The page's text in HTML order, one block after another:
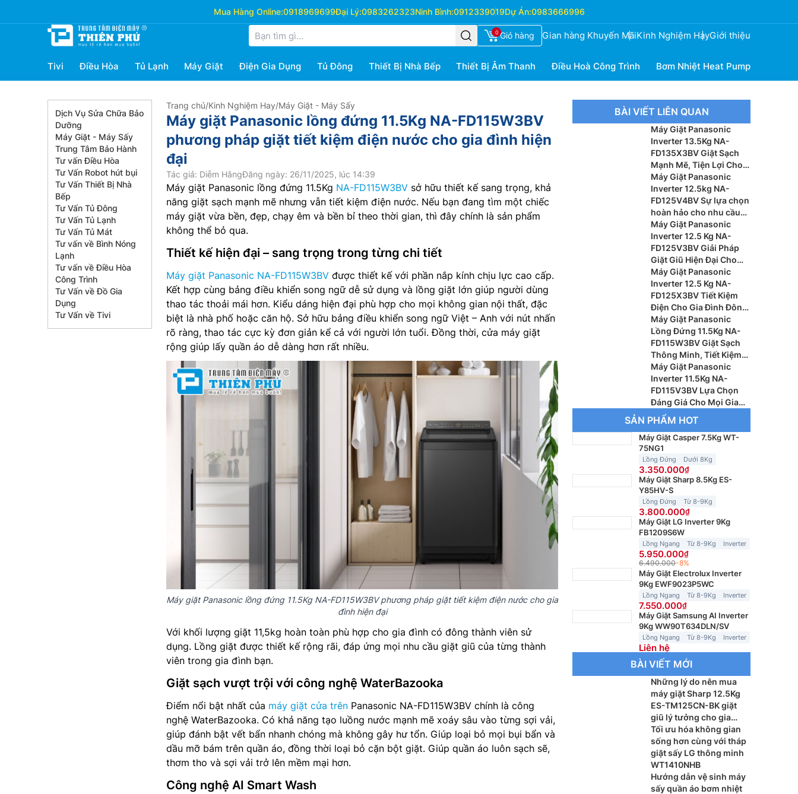
Mua Hàng Online:0918969699Đại Lý:0983262323Ninh Bình:0912339019Dự Án:0983666996
0 Giỏ hàng Gian hàng Khuyến MãiKinh Nghiệm HayGiới thiệu
Tivi Điều Hòa Tủ Lạnh Máy Giặt Điện Gia Dụng Tủ Đông Thiết Bị Nhà Bếp Thiết Bị Âm Thanh Điều Hoà Công Trình Bơm Nhiệt Heat Pump
Dịch Vụ Sửa Chữa Bảo
Dưỡng
Máy Giặt - Máy Sấy
Trung Tâm Bảo Hành
Tư vấn Điều Hòa
Tư Vấn Robot hút bụi
Tư Vấn Thiết Bị Nhà
Bếp
Tư Vấn Tủ Đông
Tư Vấn Tủ Lạnh
Tư Vấn Tủ Mát
Tư vấn về Bình Nóng
Lạnh
Tư vấn về Điều Hòa
Công Trình
Tư Vấn về Đồ Gia
Dụng
Tư Vấn về Tivi
Trang chủ/Kinh Nghiệm Hay/Máy Giặt - Máy Sấy
Máy giặt Panasonic lồng đứng 11.5Kg NA-FD115W3BV
phương pháp giặt tiết kiệm điện nước cho gia đình hiện
đại
Tác giả: Diễm HằngĐăng ngày: 26/11/2025, lúc 14:39
Máy giặt Panasonic lồng đứng 11.5Kg NA-FD115W3BV sở hữu thiết kế sang trọng, khả
năng giặt sạch mạnh mẽ nhưng vẫn tiết kiệm điện nước. Nếu bạn đang tìm một chiếc
máy giặt vừa bền, đẹp, chạy êm và bền bỉ theo thời gian, thì đây chính là sản phẩm
không thể bỏ qua.
Thiết kế hiện đại – sang trọng trong từng chi tiết
Máy giặt Panasonic NA-FD115W3BV được thiết kế với phần nắp kính chịu lực cao cấp.
Kết hợp cùng bảng điều khiển song ngữ dễ sử dụng và lồng giặt lớn giúp người dùng
thao tác thoải mái hơn. Kiểu dáng hiện đại phù hợp cho mọi không gian nội thất, đặc
biệt là nhà phố hoặc căn hộ. Sở hữu bảng điều khiển song ngữ Việt – Anh với nút nhấn
rõ ràng, thao tác cực kỳ đơn giản kể cả với người lớn tuổi. Đồng thời, cửa máy giặt
rộng giúp lấy quần áo dễ dàng hơn rất nhiều.
Máy giặt Panasonic lồng đứng 11.5Kg NA-FD115W3BV phương pháp giặt tiết kiệm điện nước cho gia
đình hiện đại
Với khối lượng giặt 11,5kg hoàn toàn phù hợp cho gia đình có đông thành viên sử
dụng. Lồng giặt được thiết kế rộng rãi, đáp ứng mọi nhu cầu giặt giũ của từng thành
viên trong gia đình bạn.
Giặt sạch vượt trội với công nghệ WaterBazooka
Điểm nổi bật nhất của máy giặt cửa trên Panasonic NA-FD115W3BV chính là công
nghệ WaterBazooka. Có khả năng tạo luồng nước mạnh mẽ xoáy sâu vào từng sợi vải,
giúp đánh bật vết bẩn nhanh chóng mà không gây hư tổn. Giúp loại bỏ mọi bụi bẩn và
dầu mỡ bám trên quần áo, đồng thời loại bỏ cặn bột giặt. Giúp quần áo luôn sạch sẽ,
thơm tho và sợi vải trở lên mềm mại hơn.
Công nghệ AI Smart Wash
BÀI VIẾT LIÊN QUAN
Máy Giặt Panasonic
Inverter 13.5Kg NA-
FD135X3BV Giặt Sạch
Mạnh Mẽ, Tiện Lợi Cho
Gia Đình
Máy Giặt Panasonic
Inverter 12.5kg NA-
FD125V4BV Sự lựa chọn
hoàn hảo cho nhu cầu
giặt giũ hiện đại
Máy Giặt Panasonic
Inverter 12.5 Kg NA-
FD125V3BV Giải Pháp
Giặt Giũ Hiện Đại Cho
Gia Đình Đông Thành
Viên
Máy Giặt Panasonic
Inverter 12.5 Kg NA-
FD125X3BV Tiết Kiệm
Điện Cho Gia Đình Đông
Thành Viên
Máy Giặt Panasonic
Lồng Đứng 11.5Kg NA-
FD115W3BV Giặt Sạch
Thông Minh, Tiết Kiệm
Điện Và Chăm Sóc Quần
Áo Hiệu Quả
Máy Giặt Panasonic
Inverter 11.5Kg NA-
FD115V3BV Lựa Chọn
Đáng Giá Cho Mọi Gia
Đình
SẢN PHẨM HOT
Máy Giặt Casper 7.5Kg WT-
75NG1
Lồng Đứng Dưới 8Kg
3.350.000
Máy Giặt Sharp 8.5Kg ES-
Y85HV-S
Lồng Đứng Từ 8-9Kg
3.800.000
Máy Giặt LG Inverter 9Kg
FB1209S6W
Lồng Ngang Từ 8-9Kg Inverter
5.950.000
6.490.000-8%
Máy Giặt Electrolux Inverter
9Kg EWF9023P5WC
Lồng Ngang Từ 8-9Kg Inverter
7.550.000
Máy Giặt Samsung AI Inverter
9Kg WW90T634DLN/SV
Lồng Ngang Từ 8-9Kg Inverter
Liên hệ
BÀI VIẾT MỚI
Những lý do nên mua
máy giặt Sharp 12.5Kg
ES-TM125CN-BK giặt
giũ lý tưởng cho gia
đình đông thành viên
Tối ưu hóa không gian
sống hơn cùng với tháp
giặt sấy LG thông minh
WT1410NHB
Hướng dẫn vệ sinh máy
sấy quần áo bơm nhiệt